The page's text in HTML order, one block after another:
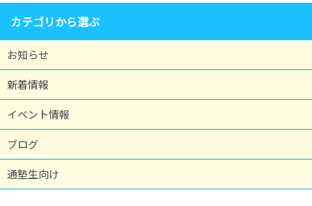
カテゴリから選ぶ
お知らせ
新着情報
イベント情報
ブログ
通塾生向け